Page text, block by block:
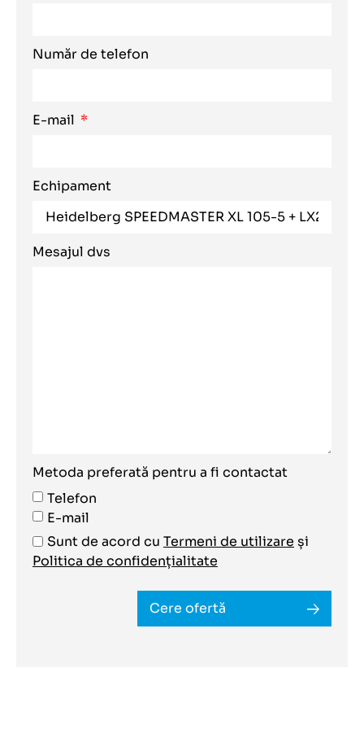
Număr de telefon
E-mail
Echipament
Mesajul dvs
Metoda preferată pentru a fi contactat
Telefon
E-mail
Sunt de acord cu Termeni de utilizare și
Politica de confidențialitate
Cere ofertă